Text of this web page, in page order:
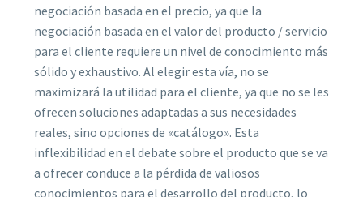
negociación basada en el precio, ya que la
negociación basada en el valor del producto / servicio
para el cliente requiere un nivel de conocimiento más
sólido y exhaustivo. Al elegir esta vía, no se
maximizará la utilidad para el cliente, ya que no se les
ofrecen soluciones adaptadas a sus necesidades
reales, sino opciones de «catálogo». Esta
inflexibilidad en el debate sobre el producto que se va
a ofrecer conduce a la pérdida de valiosos
conocimientos para el desarrollo del producto, lo